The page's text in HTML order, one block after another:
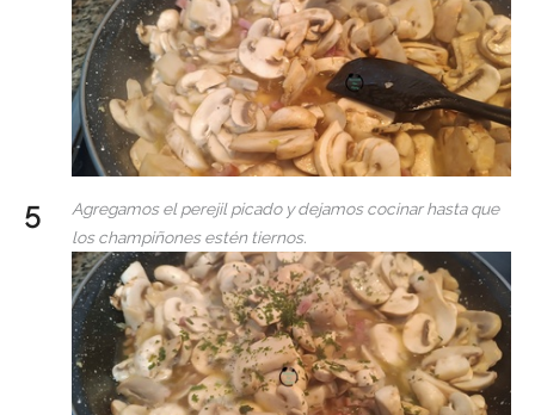
Agregamos el perejil picado y dejamos cocinar hasta que
los champiñones estén tiernos.